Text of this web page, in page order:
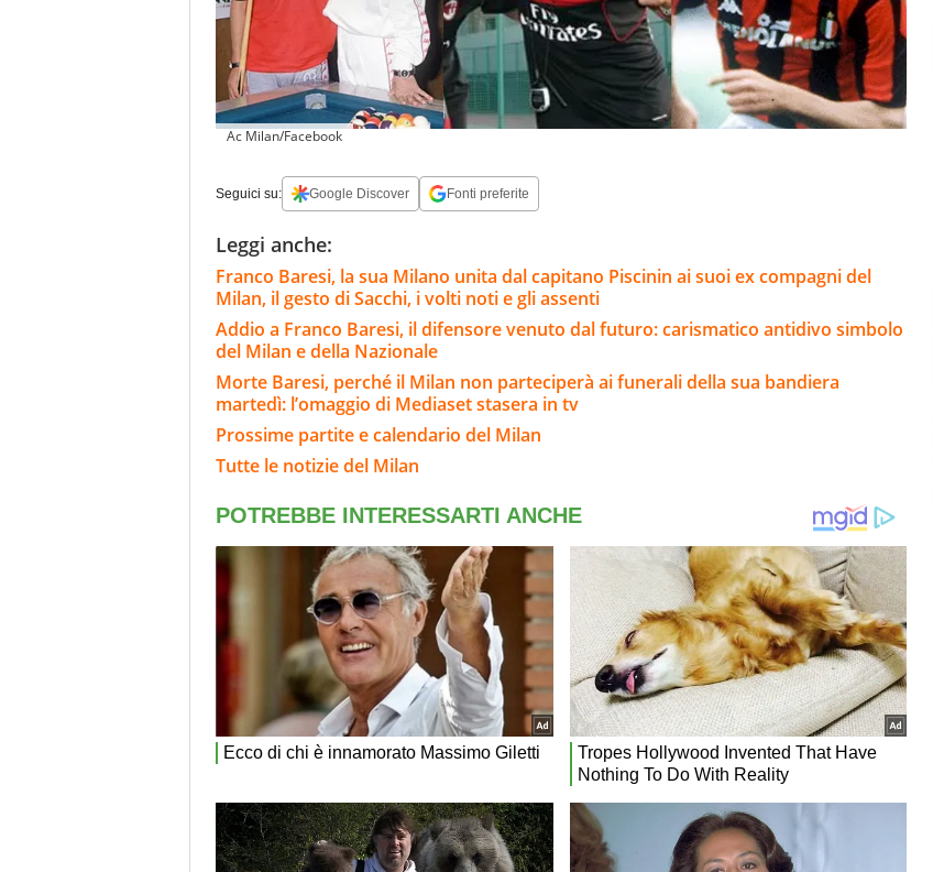
Ac Milan/Facebook
Seguici su: Google Discover Fonti preferite
Leggi anche:
Franco Baresi, la sua Milano unita dal capitano Piscinin ai suoi ex compagni del
Milan, il gesto di Sacchi, i volti noti e gli assenti
Addio a Franco Baresi, il difensore venuto dal futuro: carismatico antidivo simbolo
del Milan e della Nazionale
Morte Baresi, perché il Milan non parteciperà ai funerali della sua bandiera
martedì: l’omaggio di Mediaset stasera in tv
Prossime partite e calendario del Milan
Tutte le notizie del Milan